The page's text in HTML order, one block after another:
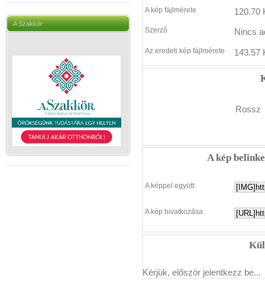
A Szakkör
A kép fájlmérete 120.70
Szerző Nincs
Az eredeti kép fájlmérete 143.57
Rossz
A kép
A képpel együtt:
A kép hivatkozása:
Kérjük, először jelentkezz be...